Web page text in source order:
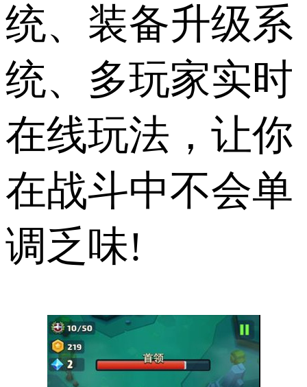
统、装备升级系
统、多玩家实时
在线玩法，让你
在战斗中不会单
调乏味!